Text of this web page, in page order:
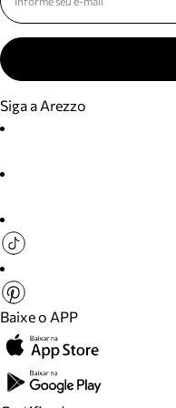
Siga a Arezzo
Baixe o APP